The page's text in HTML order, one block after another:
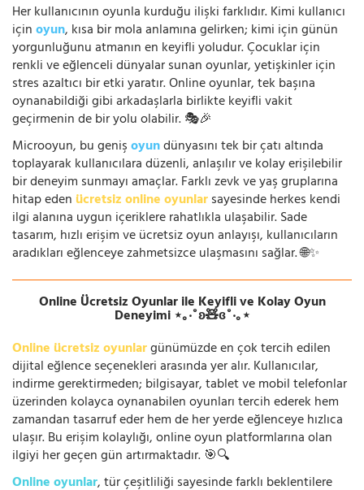
Her kullanıcının oyunla kurduğu ilişki farklıdır. Kimi kullanıcı
içinoyun, kısa bir mola anlamına gelirken; kimi için günün
yorgunluğunu atmanın en keyifli yoludur. Çocuklar için
renkli ve eğlenceli dünyalar sunan oyunlar, yetişkinler için
stres azaltıcı bir etki yaratır. Online oyunlar, tek başına
oynanabildiği gibi arkadaşlarla birlikte keyifli vakit
geçirmenin de bir yolu olabilir. 🎭🎉
Microoyun, bu genişoyundünyasını tek bir çatı altında
toplayarak kullanıcılara düzenli, anlaşılır ve kolay erişilebilir
bir deneyim sunmayı amaçlar. Farklı zevk ve yaş gruplarına
hitap eden ücretsiz online oyunlarsayesinde herkes kendi
ilgi alanına uygun içeriklere rahatlıkla ulaşabilir. Sade
tasarım, hızlı erişim ve ücretsiz oyun anlayışı, kullanıcıların
aradıkları eğlenceye zahmetsizce ulaşmasını sağlar. 🌐✨
Online Ücretsiz Oyunlar ile Keyifli ve Kolay Oyun
Deneyimi ⋆｡‧˚ʚ🧸ɞ˚‧｡⋆
Online ücretsiz oyunlargünümüzde en çok tercih edilen
dijital eğlence seçenekleri arasında yer alır. Kullanıcılar,
indirme gerektirmeden; bilgisayar, tablet ve mobil telefonlar
üzerinden kolayca oynanabilen oyunları tercih ederek hem
zamandan tasarruf eder hem de her yerde eğlenceye hızlıca
ulaşır. Bu erişim kolaylığı, online oyun platformlarına olan
ilgiyi her geçen gün artırmaktadır. 🎯🔍
Online oyunlar, tür çeşitliliği sayesinde farklı beklentilere